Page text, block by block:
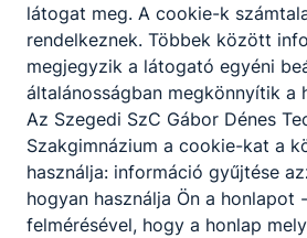
látogat meg. A cookie-k
rendelkeznek. Többek között
megjegyzik a látogató egyéni
általánosságban megkönnyítik a
Az Szegedi SzC Gábor Dénes
Szakgimnázium a cookie-kat a
használja: információ gyűjtése
hogyan használja Ön a honlapot
felmérésével, hogy a honlap